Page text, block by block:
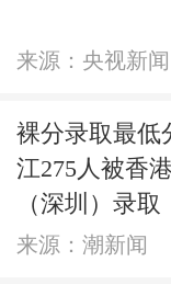
来源：央视新闻
裸分录取最低
江275人被香
（深圳）录取
来源：潮新闻